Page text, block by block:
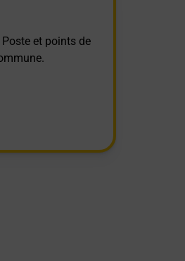
et points de